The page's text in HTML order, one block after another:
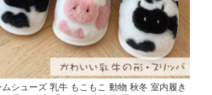
シューズ 乳牛 もこもこ 動物 秋冬 室内履き